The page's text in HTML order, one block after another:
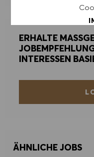
ERHALTE
INTERESSEN
ÄHNLICHE JOBS